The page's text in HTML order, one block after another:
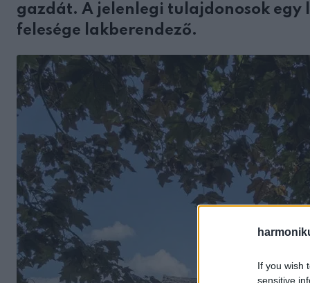
If you wish
sensitive
gazdát. A jelenlegi tulajdonosok egy
felesége lakberendező.